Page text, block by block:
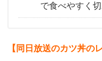
で食べやすく
【同日放送のカツ丼の